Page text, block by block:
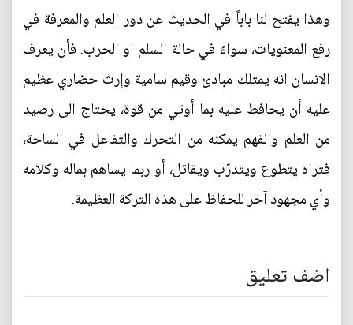
وهذا يفتح لنا باباً في الحديث عن دور العلم والمعرفة في
رفع المعنويات، سواءً في حالة السلم او الحرب. فأن يعرف
الانسان انه يمتلك مبادئ وقيم سامية وإرث حضاري عظيم
عليه أن يحافظ عليه بما أوتي من قوة، يحتاج الى رصيد
من العلم والفهم يمكنه من التحرك والتفاعل في الساحة،
فتراه يتطوع ويتدرّب ويقاتل، أو ربما يساهم بماله وكلامه
وأي مجهود آخر للحفاظ على هذه التركة العظيمة.
اضف تعليق